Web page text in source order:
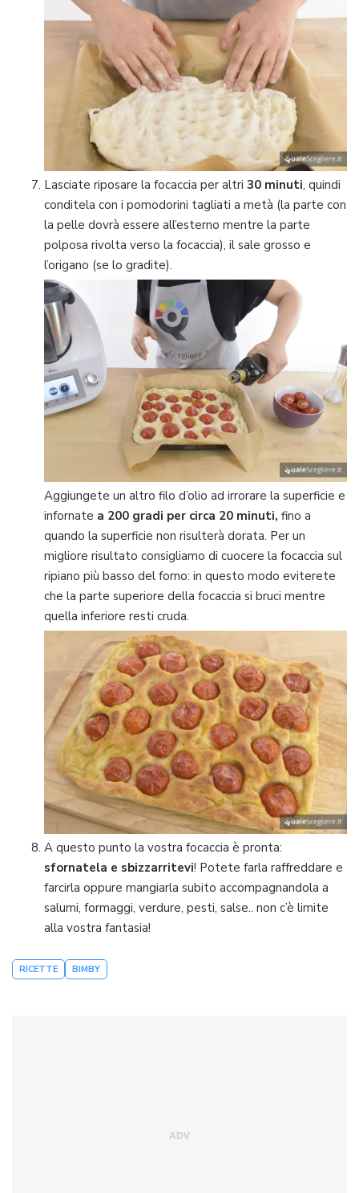
Lasciate riposare la focaccia per altri 30 minuti, quindi
conditela con i pomodorini tagliati a metà (la parte con
la pelle dovrà essere all’esterno mentre la parte
polposa rivolta verso la focaccia), il sale grosso e
l’origano (se lo gradite).
Aggiungete un altro filo d’olio ad irrorare la superficie e
infornate a 200 gradi per circa 20 minuti, fino a
quando la superficie non risulterà dorata. Per un
migliore risultato consigliamo di cuocere la focaccia sul
ripiano più basso del forno: in questo modo eviterete
che la parte superiore della focaccia si bruci mentre
quella inferiore resti cruda.
A questo punto la vostra focaccia è pronta:
sfornatela e sbizzarritevi! Potete farla raffreddare e
farcirla oppure mangiarla subito accompagnandola a
salumi, formaggi, verdure, pesti, salse.. non c’è limite
alla vostra fantasia!
RICETTE BIMBY